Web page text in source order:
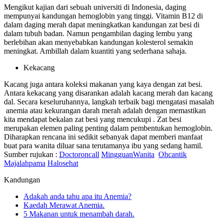
Mengikut kajian dari sebuah universiti di Indonesia, daging
mempunyai kandungan hemoglobin yang tinggi. Vitamin B12 di
dalam daging merah dapat meningkatkan kandungan zat besi di
dalam tubuh badan. Namun pengambilan daging lembu yang
berlebihan akan menyebabkan kandungan kolesterol semakin
meningkat. Ambillah dalam kuantiti yang sederhana sahaja.
Kekacang
Kacang juga antara koleksi makanan yang kaya dengan zat besi.
Antara kekacang yang disarankan adalah kacang merah dan kacang
dal. Secara keseluruhannya, langkah terbaik bagi mengatasi masalah
anemia atau kekurangan darah merah adalah dengan memastikan
kita mendapat bekalan zat besi yang mencukupi . Zat besi
merupakan elemen paling penting dalam pembentukan hemoglobin.
Diharapkan rencana ini sedikit sebanyak dapat memberi manfaat
buat para wanita diluar sana terutamanya ibu yang sedang hamil.
Sumber rujukan : Doctoroncall MingguanWanita Ohcantik
Majalahpama Halosehat
Kandungan
Adakah anda tahu apa itu Anemia?
Kaedah Merawat Anemia.
5 Makanan untuk menambah darah.